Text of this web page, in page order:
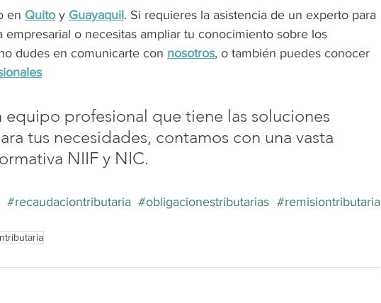
en Quito y Guayaquil. Si requieres la asistencia de un experto para
empresarial o necesitas ampliar tu conocimiento sobre los
dudes en comunicarte con nosotros, o también puedes conocer
equipo profesional que tiene las soluciones
tus necesidades, contamos con una vasta
NIIF y NIC.
#recaudaciontributaria #obligacionestributarias #remisiontributaria